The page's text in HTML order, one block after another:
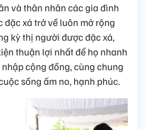
và thân nhân các gia đình
đặc xá trở về luôn mở rộng
kỳ thị người được đặc xá,
thuận lợi nhất để họ nhanh
cộng đồng, cùng chung
sống ấm no, hạnh phúc.